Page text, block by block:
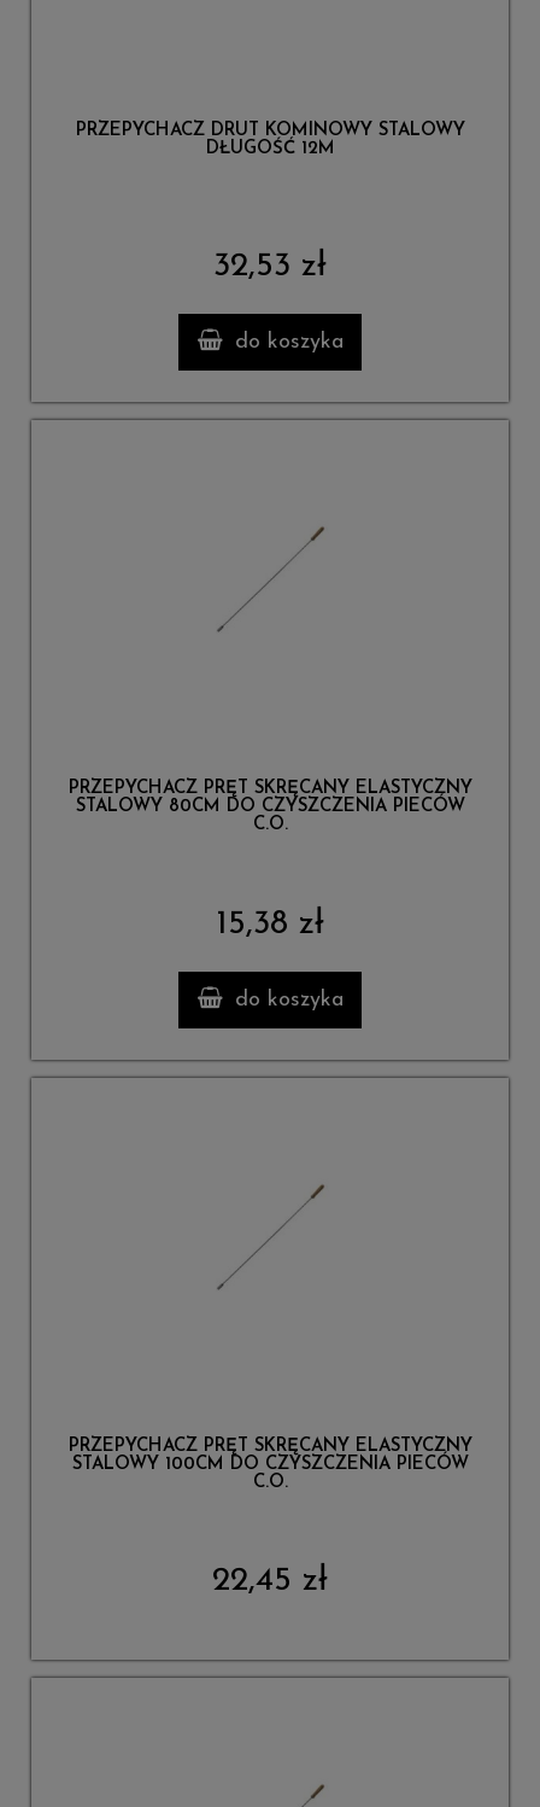
PRZEPYCHACZ DRUT KOMINOWY STALOWY
DŁUGOŚĆ 12M
32,53 zł
do koszyka
PRZEPYCHACZ PRĘT SKRĘCANY ELASTYCZNY
STALOWY 80CM DO CZYSZCZENIA PIECÓW
C.O.
15,38 zł
do koszyka
PRZEPYCHACZ PRĘT SKRĘCANY ELASTYCZNY
STALOWY 100CM DO CZYSZCZENIA PIECÓW
C.O.
22,45 zł